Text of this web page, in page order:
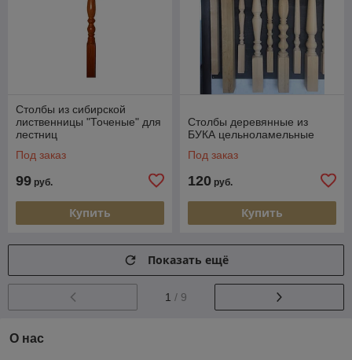
Столбы из сибирской
лиственницы "Точеные" для
лестниц
Под заказ
99 руб.
Купить
Столбы деревянные из
БУКА цельноламельные
Под заказ
120 руб.
Купить
Показать ещё
1 / 9
О нас